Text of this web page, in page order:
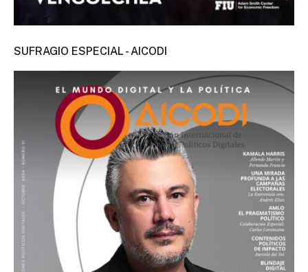
SUFRAGIO ESPECIAL - AICODI